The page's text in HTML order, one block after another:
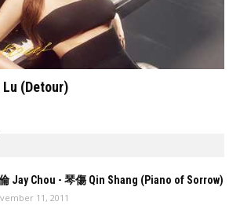
(Detour)
Jay Chou - 琴傷 Qin Shang (Piano of Sorrow)
11, 2011